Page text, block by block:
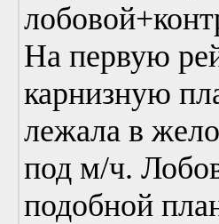
На первую
карнизную
лежала в
под м/ч.
подобной